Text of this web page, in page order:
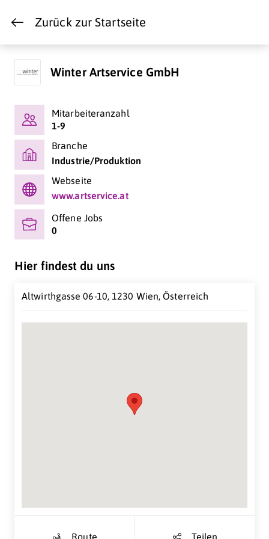
Zurück zur Startseite
Winter Artservice GmbH
Mitarbeiteranzahl
1-9
Branche
Industrie/Produktion
Webseite
www.artservice.at
Offene Jobs
0
Hier findest du uns
Altwirthgasse 06-10, 1230 Wien, Österreich
Route Teilen